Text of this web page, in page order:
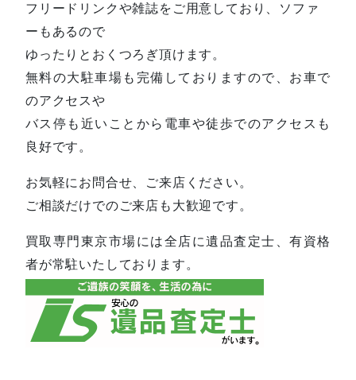
フリードリンクや雑誌をご用意しており、ソファ
ーもあるので
ゆったりとおくつろぎ頂けます。
無料の大駐車場も完備しておりますので、お車で
のアクセスや
バス停も近いことから電車や徒歩でのアクセスも
良好です。
お気軽にお問合せ、ご来店ください。
ご相談だけでのご来店も大歓迎です。
買取専門東京市場には全店に遺品査定士、有資格
者が常駐いたしております。